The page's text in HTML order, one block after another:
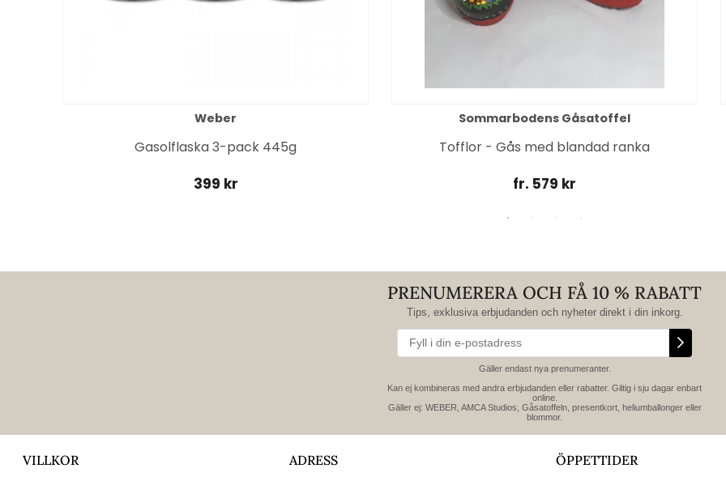
Weber
Gasolflaska 3-pack 445g
399 kr
Sommarbodens Gåsatoffel
Tofflor - Gås med blandad ranka
fr. 579 kr
PRENUMERERA OCH FÅ 10 % RABATT
Tips, exklusiva erbjudanden och nyheter direkt i din inkorg.
Gäller endast nya prenumeranter.
Kan ej kombineras med andra erbjudanden eller rabatter. Giltig i sju dagar enbart
online.
Gäller ej: WEBER, AMCA Studios, Gåsatoffeln, presentkort, heliumballonger eller
blommor.
VILLKOR
ADRESS
ÖPPETTIDER